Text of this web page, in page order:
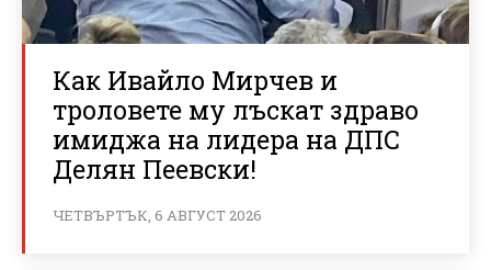
Как Ивайло Мирчев и
троловете му лъскат здраво
имиджа на лидера на ДПС
Делян Пеевски!
ЧЕТВЪРТЪК, 6 АВГУСТ 2026